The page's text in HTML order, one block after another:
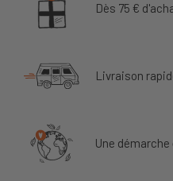
Dès 75 €
Livraison
Une démarche